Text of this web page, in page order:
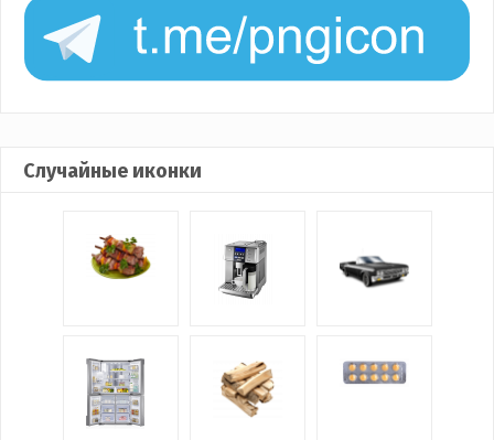
Случайные иконки